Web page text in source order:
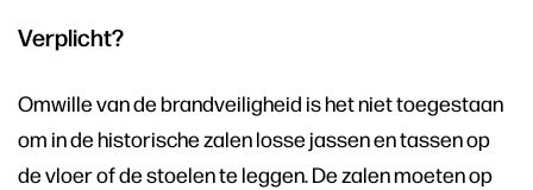
Verplicht?
Omwille van de brandveiligheid is het niet toegestaan
om in de historische zalen losse jassen en tassen op
de vloer of de stoelen te leggen. De zalen moeten op